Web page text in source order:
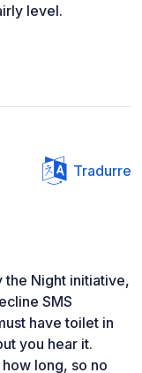
level.
Tradurre
the Night initiative,
SMS
have toilet in
you hear it.
long, so no